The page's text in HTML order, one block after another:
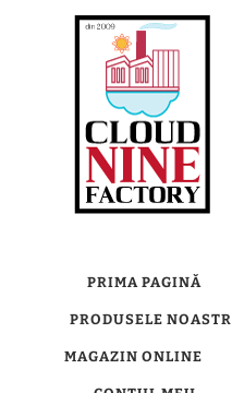
PRIMA PAGINĂ
PRODUSELE
MAGAZIN ONLINE